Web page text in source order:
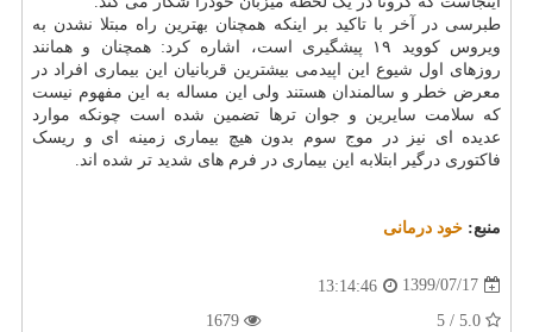
طبرسی در آخر با تاکید بر اینکه همچنان بهترین راه مبتلا نشدن به
ویروس کووید ۱۹ پیشگیری است، اشاره کرد: همچنان و همانند
روزهای اول شیوع این اپیدمی بیشترین قربانیان این بیماری افراد در
معرض خطر و سالمندان هستند ولی این مساله به این مفهوم نیست
که سلامت سایرین و جوان ترها تضمین شده است چونکه موارد
عدیده ای نیز در موج سوم بدون هیچ بیماری زمینه ای و ریسک
فاکتوری درگیر ابتلابه این بیماری در فرم های شدید تر شده اند.
منبع: خود درمانی
1399/07/17
13:14:46